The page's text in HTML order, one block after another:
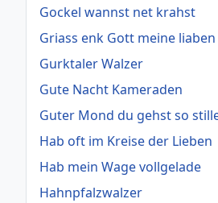
Gockel wannst net krahst
Griass enk Gott meine
Gurktaler Walzer
Gute Nacht Kameraden
Guter Mond du gehst so
Hab oft im Kreise der Lieben
Hab mein Wage vollgelade
Hahnpfalzwalzer